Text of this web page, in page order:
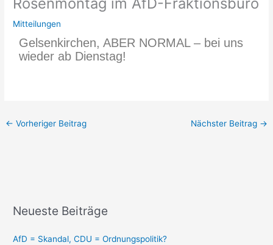
Mitteilungen
Gelsenkirchen, ABER NORMAL – bei uns
wieder ab Dienstag!
← Vorheriger Beitrag Nächster Beitrag →
Neueste Beiträge
AfD = Skandal, CDU = Ordnungspolitik?